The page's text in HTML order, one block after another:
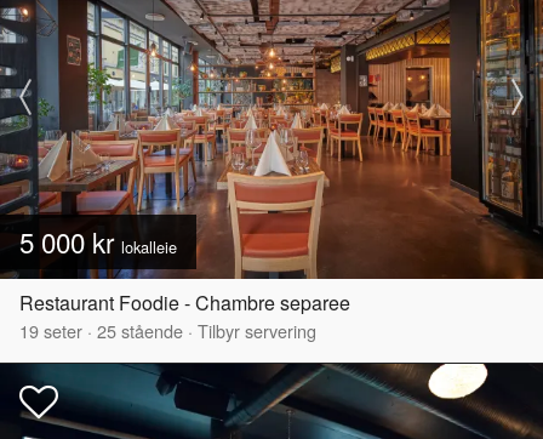
5 000 kr lokalleie
Restaurant Foodie - Chambre separee
19seter · 25stående · Tilbyr servering